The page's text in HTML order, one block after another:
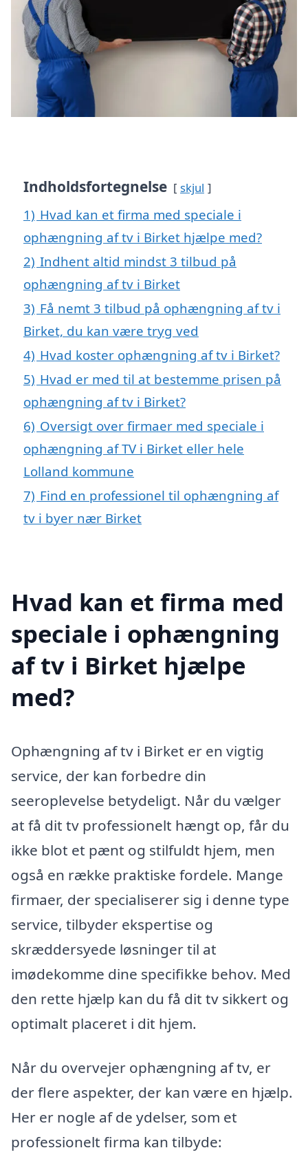
Indholdsfortegnelse skjul
1) Hvad kan et firma med speciale i
ophængning af tv i Birket hjælpe med?
2) Indhent altid mindst 3 tilbud på
ophængning af tv i Birket
3) Få nemt 3 tilbud på ophængning af tv i
Birket, du kan være tryg ved
4) Hvad koster ophængning af tv i Birket?
5) Hvad er med til at bestemme prisen på
ophængning af tv i Birket?
6) Oversigt over firmaer med speciale i
ophængning af TV i Birket eller hele
Lolland kommune
7) Find en professionel til ophængning af
tv i byer nær Birket
Hvad kan et firma med
speciale i ophængning
af tv i Birket hjælpe
med?
Ophængning af tv i Birket er en vigtig
service, der kan forbedre din
seeroplevelse betydeligt. Når du vælger
at få dit tv professionelt hængt op, får du
ikke blot et pænt og stilfuldt hjem, men
også en række praktiske fordele. Mange
firmaer, der specialiserer sig i denne type
service, tilbyder ekspertise og
skræddersyede løsninger til at
imødekomme dine specifikke behov. Med
den rette hjælp kan du få dit tv sikkert og
optimalt placeret i dit hjem.
Når du overvejer ophængning af tv, er
der flere aspekter, der kan være en hjælp.
Her er nogle af de ydelser, som et
professionelt firma kan tilbyde: